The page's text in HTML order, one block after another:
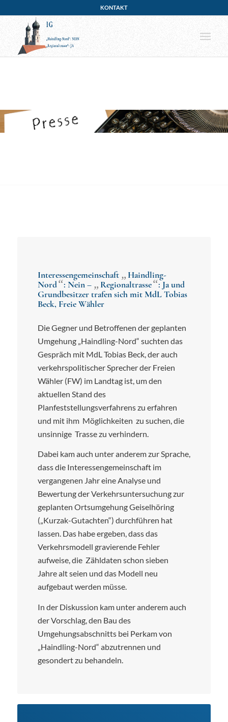
KONTAKT
Interessengemeinschaft „Haindling-
Nord“: Nein – „ Regionaltrasse“: Ja und
Grundbesitzer trafen sich mit MdL Tobias
Beck, Freie Wähler
Die Gegner und Betroffenen der geplanten
Umgehung „Haindling-Nord“ suchten das
Gespräch mit MdL Tobias Beck, der auch
verkehrspolitischer Sprecher der Freien
Wähler (FW) im Landtag ist, um den
aktuellen Stand des
Planfeststellungsverfahrens zu erfahren
und mit ihm Möglichkeiten zu suchen, die
unsinnige Trasse zu verhindern.
Dabei kam auch unter anderem zur Sprache,
dass die Interessengemeinschaft im
vergangenen Jahr eine Analyse und
Bewertung der Verkehrsuntersuchung zur
geplanten Ortsumgehung Geiselhöring
(„Kurzak-Gutachten“) durchführen hat
lassen. Das habe ergeben, dass das
Verkehrsmodell gravierende Fehler
aufweise, die Zähldaten schon sieben
Jahre alt seien und das Modell neu
aufgebaut werden müsse.
In der Diskussion kam unter anderem auch
der Vorschlag, den Bau des
Umgehungsabschnitts bei Perkam von
„Haindling-Nord“ abzutrennen und
gesondert zu behandeln.